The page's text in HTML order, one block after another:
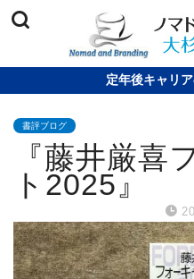
定年後キャリ
書評ブログ
『藤井厳喜
ト2025』